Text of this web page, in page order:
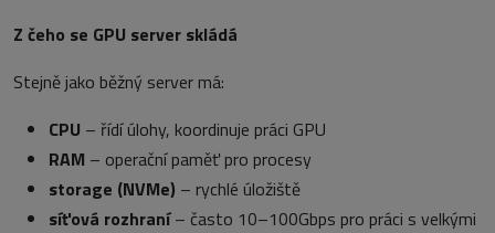
Z čeho se GPU server skládá
Stejně jako běžný server má:
CPU – řídí úlohy, koordinuje práci GPU
RAM – operační paměť pro procesy
storage (NVMe) – rychlé úložiště
síťová rozhraní– často 10–100Gbps pro práci s velkými